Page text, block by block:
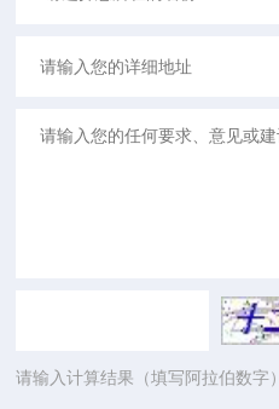
请输入计算结果（填写阿拉伯数字